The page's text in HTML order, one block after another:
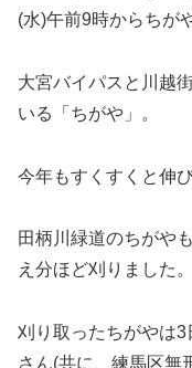
(水)午前9時からちが
大宮バイパスと川越
いる「ちがや」。
今年もすくすくと伸
田柄川緑道のちがや
え分ほど刈りました。
刈り取ったちがやは
さん(共に、練馬区無